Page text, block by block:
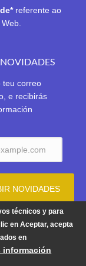
referente ao
teu correo
e recibirás
de Cookies
técnicos y para
en Aceptar, acepta
en
información